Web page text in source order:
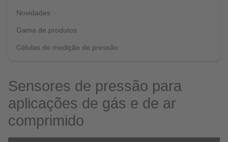
Novidades
Gama de produtos
Células de medição de pressão
Sensores de pressão para
aplicações de gás e de ar
comprimido